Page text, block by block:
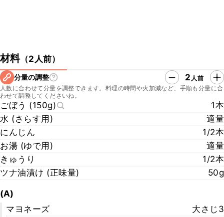
材料（2人前）
分量の調整 2 人前
人数に合わせて分量を調整できます。料理の時間や火加減など、手順も分量に合
わせて調整してくださいね。
ごぼう (150g)
1本
水 (さらす用)
適量
にんじん
1/2本
お湯 (ゆで用)
適量
きゅうり
1/2本
ツナ油漬け (正味量)
50g
(A)
マヨネーズ
大さじ3